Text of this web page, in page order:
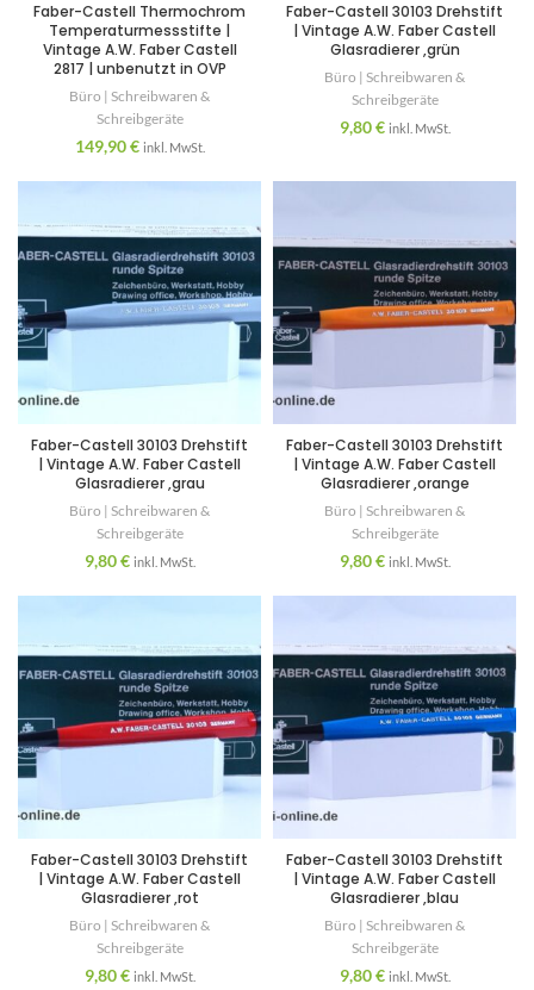
Faber-Castell Thermochrom
Temperaturmessstifte |
Vintage A.W. Faber Castell
2817 | unbenutzt in OVP
Büro | Schreibwaren &
Schreibgeräte
149,90€ inkl. MwSt.
Faber-Castell 30103 Drehstift
| Vintage A.W. Faber Castell
Glasradierer ,grün
Büro | Schreibwaren &
Schreibgeräte
9,80€ inkl. MwSt.
Faber-Castell 30103 Drehstift
| Vintage A.W. Faber Castell
Glasradierer ,grau
Büro | Schreibwaren &
Schreibgeräte
9,80€ inkl. MwSt.
Faber-Castell 30103 Drehstift
| Vintage A.W. Faber Castell
Glasradierer ,orange
Büro | Schreibwaren &
Schreibgeräte
9,80€ inkl. MwSt.
Faber-Castell 30103 Drehstift
| Vintage A.W. Faber Castell
Glasradierer ,rot
Büro | Schreibwaren &
Schreibgeräte
9,80€ inkl. MwSt.
Faber-Castell 30103 Drehstift
| Vintage A.W. Faber Castell
Glasradierer ,blau
Büro | Schreibwaren &
Schreibgeräte
9,80€ inkl. MwSt.